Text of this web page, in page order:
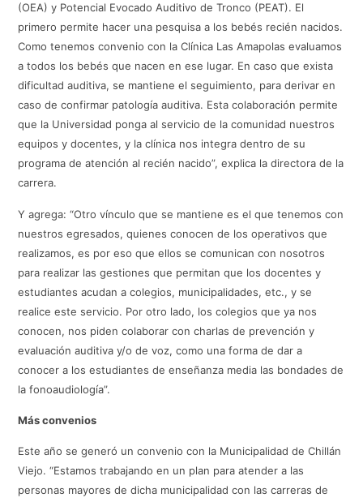
(OEA) y Potencial Evocado Auditivo de Tronco (PEAT). El
primero permite hacer una pesquisa a los bebés recién nacidos.
Como tenemos convenio con la Clínica Las Amapolas evaluamos
a todos los bebés que nacen en ese lugar. En caso que exista
dificultad auditiva, se mantiene el seguimiento, para derivar en
caso de confirmar patología auditiva. Esta colaboración permite
que la Universidad ponga al servicio de la comunidad nuestros
equipos y docentes, y la clínica nos integra dentro de su
programa de atención al recién nacido”, explica la directora de la
carrera.
Y agrega: “Otro vínculo que se mantiene es el que tenemos con
nuestros egresados, quienes conocen de los operativos que
realizamos, es por eso que ellos se comunican con nosotros
para realizar las gestiones que permitan que los docentes y
estudiantes acudan a colegios, municipalidades, etc., y se
realice este servicio. Por otro lado, los colegios que ya nos
conocen, nos piden colaborar con charlas de prevención y
evaluación auditiva y/o de voz, como una forma de dar a
conocer a los estudiantes de enseñanza media las bondades de
la fonoaudiología”.
Más convenios
Este año se generó un convenio con la Municipalidad de Chillán
Viejo. “Estamos trabajando en un plan para atender a las
personas mayores de dicha municipalidad con las carreras de